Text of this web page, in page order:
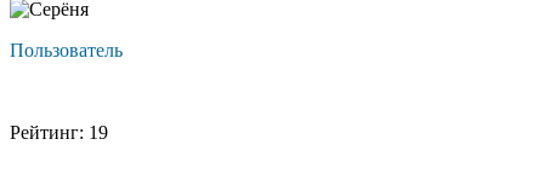
Пользователь
Рейтинг: 19